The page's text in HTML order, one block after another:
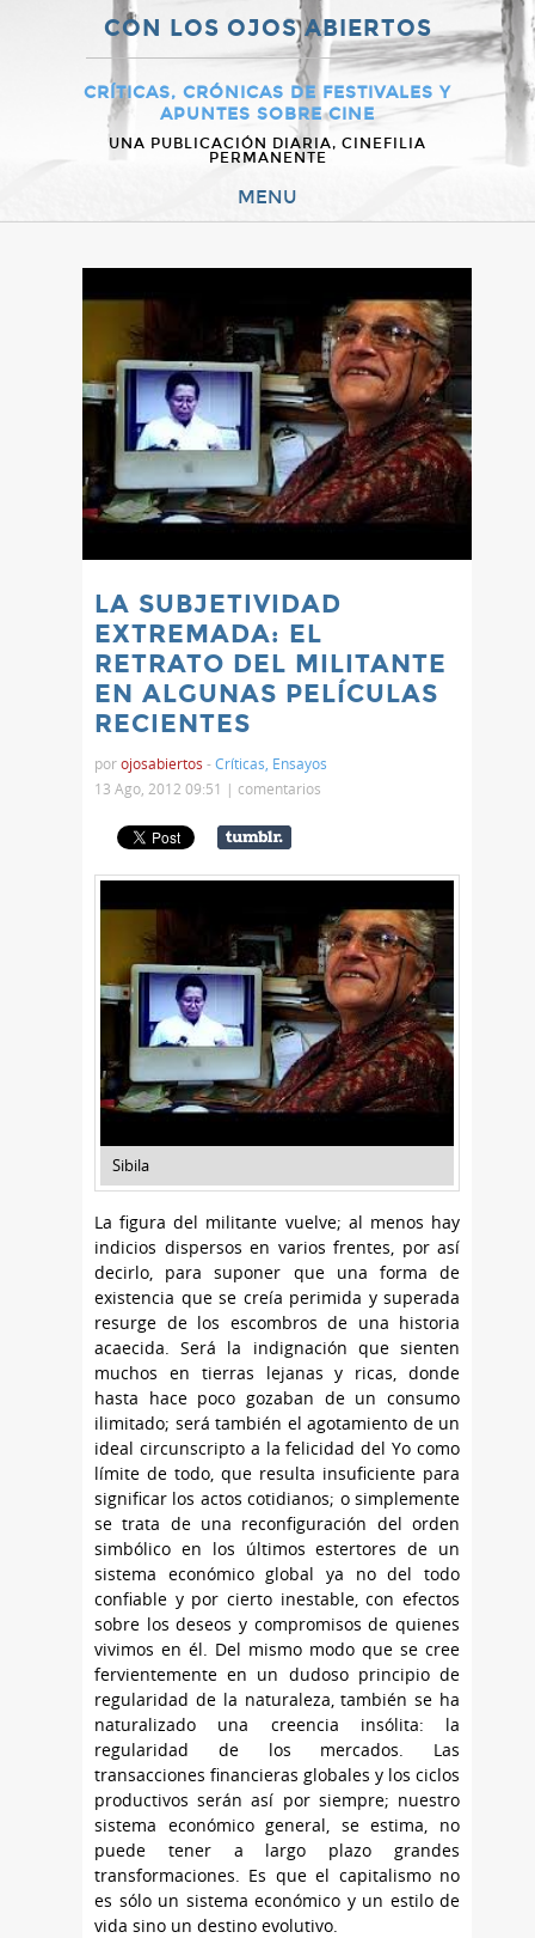
CON LOS OJOS ABIERTOS
CRÍTICAS, CRÓNICAS DE FESTIVALES Y
APUNTES SOBRE CINE
UNA PUBLICACIÓN DIARIA, CINEFILIA
PERMANENTE
MENU
LA SUBJETIVIDAD
EXTREMADA: EL
RETRATO DEL MILITANTE
EN ALGUNAS PELÍCULAS
RECIENTES
porojosabiertos -Críticas Ensayos
13 Ago, 2012 09:51 | comentarios
Sibila
La figura del militante vuelve; al menos hay
indicios dispersos en varios frentes, por así
decirlo, para suponer que una forma de
existencia que se creía perimida y superada
resurge de los escombros de una historia
acaecida. Será la indignación que sienten
muchos en tierras lejanas y ricas, donde
hasta hace poco gozaban de un consumo
ilimitado; será también el agotamiento de un
ideal circunscripto a la felicidad del Yo como
límite de todo, que resulta insuficiente para
significar los actos cotidianos; o simplemente
se trata de una reconfiguración del orden
simbólico en los últimos estertores de un
sistema económico global ya no del todo
confiable y por cierto inestable, con efectos
sobre los deseos y compromisos de quienes
vivimos en él. Del mismo modo que se cree
fervientemente en un dudoso principio de
regularidad de la naturaleza, también se ha
naturalizado una creencia insólita: la
regularidad de los mercados. Las
transacciones financieras globales y los ciclos
productivos serán así por siempre; nuestro
sistema económico general, se estima, no
puede tener a largo plazo grandes
transformaciones. Es que el capitalismo no
es sólo un sistema económico y un estilo de
vida sino un destino evolutivo.